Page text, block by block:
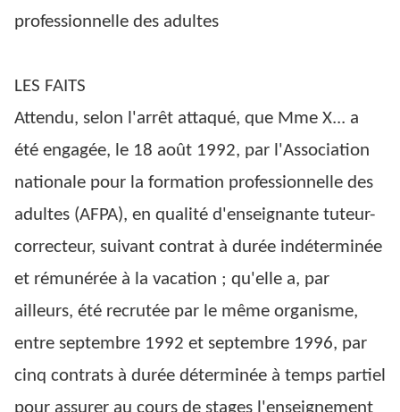
professionnelle des adultes
LES FAITS
Attendu, selon l'arrêt attaqué, que Mme X... a
été engagée, le 18 août 1992, par l'Association
nationale pour la formation professionnelle des
adultes (AFPA), en qualité d'enseignante tuteur-
correcteur, suivant contrat à durée indéterminée
et rémunérée à la vacation ; qu'elle a, par
ailleurs, été recrutée par le même organisme,
entre septembre 1992 et septembre 1996, par
cinq contrats à durée déterminée à temps partiel
pour assurer au cours de stages l'enseignement